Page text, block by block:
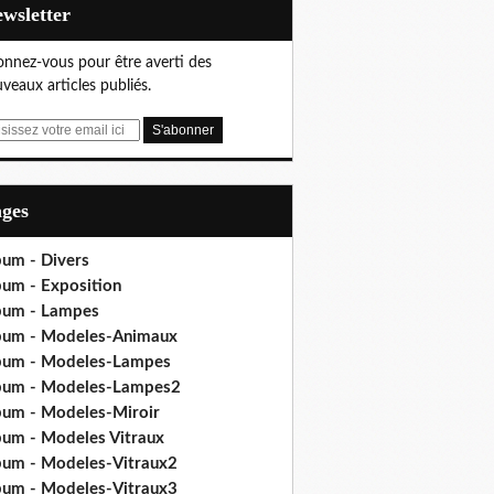
vous pour être averti des
articles publiés.
- Divers
- Exposition
- Lampes
- Modeles-Animaux
- Modeles-Lampes
- Modeles-Lampes2
- Modeles-Miroir
- Modeles Vitraux
- Modeles-Vitraux2
- Modeles-Vitraux3